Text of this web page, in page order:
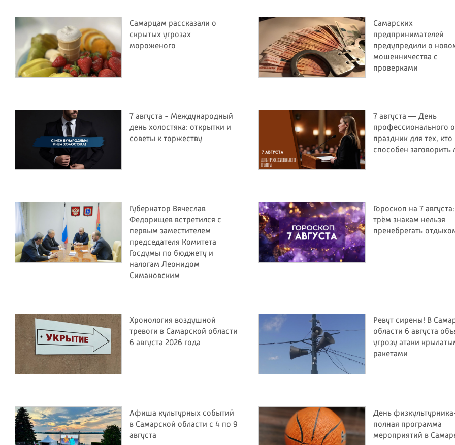
Самарцам рассказали о
скрытых угрозах
мороженого
Самарских
предпринимателей
предупредили о
мошенничества с
проверками
7 августа - Международный
день холостяка: открытки и
советы к торжеству
7 августа — День
профессионального
праздник для тех, кто
способен заговорить
Губернатор Вячеслав
Федорищев встретился с
первым заместителем
председателя Комитета
Госдумы по бюджету и
налогам Леонидом
Симановским
Гороскоп на 7
трём знакам нельзя
пренебрегать
Хронология воздушной
тревоги в Самарской области
6 августа 2026 года
Ревут сирены! В
области 6 августа
угрозу атаки
ракетами
Афиша культурных событий
в Самарской области с 4 по 9
августа
День
полная программа
мероприятий в